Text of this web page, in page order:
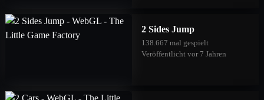
2 Sides Jump
138.667 mal gespielt
Veröffentlicht vor 7 Jahren